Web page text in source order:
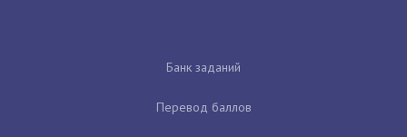
Банк заданий
Перевод баллов